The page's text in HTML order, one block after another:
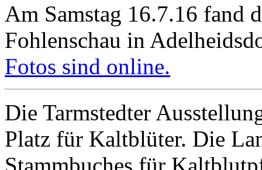
Am Samstag 16.7.16 fand
Fohlenschau in
Fotos sind online.
Die Tarmstedter
Platz für Kaltblüter. Die
Stammbuches für